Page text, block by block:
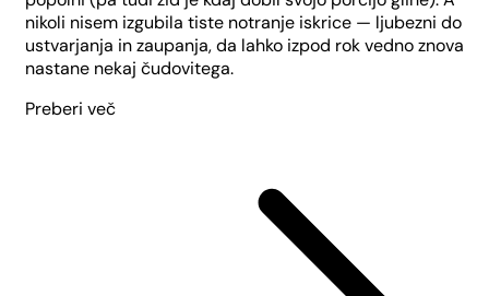
nikoli nisem izgubila tiste notranje iskrice — ljubezni do
ustvarjanja in zaupanja, da lahko izpod rok vedno znova
nastane nekaj čudovitega.
Preberi več